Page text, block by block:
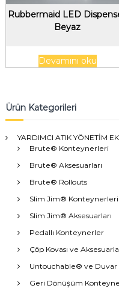
Rubbermaid LED
Beyaz
Devamını oku
Ürün Kategorileri
YARDIMCI ATIK YÖNETİM
Brute® Konteynerleri
Brute® Aksesuarları
Brute® Rollouts
Slim Jim® Konteynerleri
Slim Jim® Aksesuarları
Pedallı Konteynerler
Çöp Kovası ve
Untouchable® ve
Geri Dönüşüm